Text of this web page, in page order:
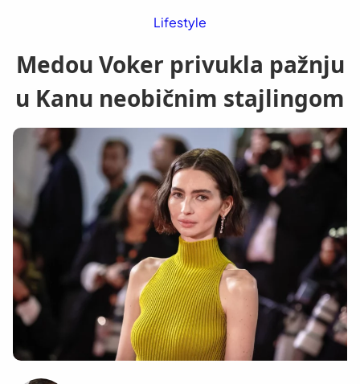
Lifestyle
Medou Voker privukla pažnju
u Kanu neobičnim stajlingom